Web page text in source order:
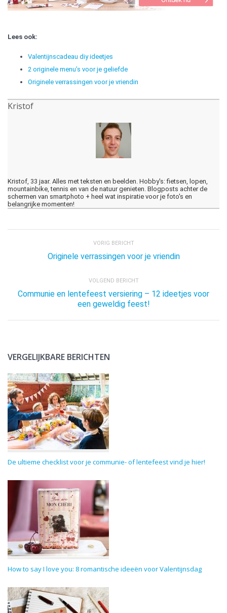
Lees ook:
Valentijnscadeau diy ideetjes
2 originele menu’s voor je geliefde
Originele verrassingen voor je vriendin
Kristof
Kristof, 33 jaar. Alles met teksten en beelden. Hobby's: fietsen, lopen,
mountainbike, tennis en van de natuur genieten. Blogposts achter de
schermen van smartphoto + heel wat inspiratie voor je foto's en
belangrijke momenten!
VORIG BERICHT
Originele verrassingen voor je vriendin
VOLGEND BERICHT
Communie en lentefeest versiering – 12 ideetjes voor
een geweldig feest!
VERGELIJKBARE BERICHTEN
De ultieme checklist voor je communie- of lentefeest vind je hier!
How to say I love you: 8 romantische ideeën voor Valentijnsdag